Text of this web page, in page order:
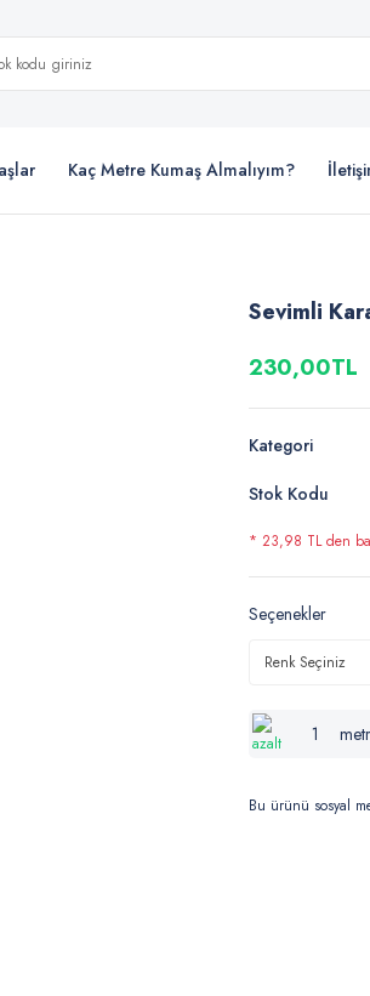
Kaç Metre Kumaş Almalıyım?
Sevimli
230,00TL
Kategori
Stok Kodu
* 23,98 TL den
Seçenekler
Bu ürünü sosyal